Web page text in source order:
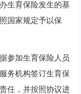
生育保险发生的基
国家规定予以保
参加生育保险人员
务机构签订生育保
任，并按照协议进